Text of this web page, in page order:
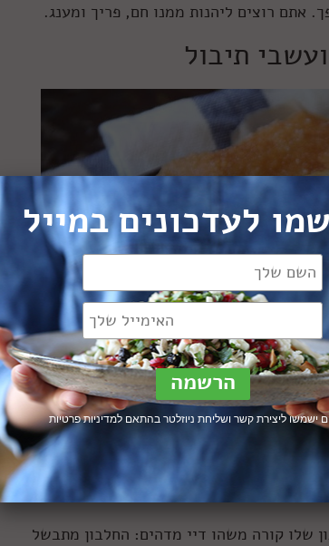
אתם רוצים ליהנות ממנו חם, פריך ומענג.
שלו קורה משהו דיי מדהים: החלבון מתבשל
לעדכונים במייל
ישמשו ליצירת קשר ושליחת ניוזלטר בהתאם למדיניות פרטיות